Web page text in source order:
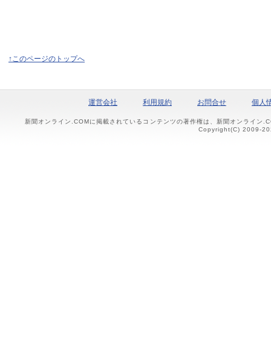
↑このページのトップへ
運営会社 利用規約 お問合せ 個人
新聞オンライン.COMに掲載されているコンテンツの著作権は、新聞オンライン
Copyright(C) 2009-